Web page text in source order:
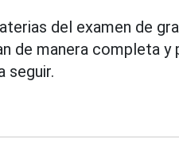
del examen de
de manera completa
seguir.